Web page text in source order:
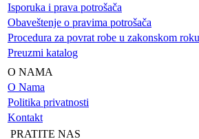
Isporuka i prava potrošača
Obaveštenje o pravima potrošača
Procedura za povrat robe u zakonskom roku
Preuzmi katalog
O NAMA
O Nama
Politika privatnosti
Kontakt
PRATITE NAS